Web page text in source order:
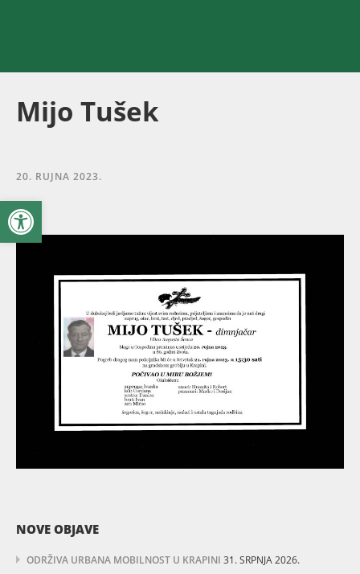
Open toolbar
Mijo Tušek
20. RUJNA 2023.
NOVE OBJAVE
ODRŽIVA URBANA MOBILNOST U KRAPINI 31. SRPNJA 2026.